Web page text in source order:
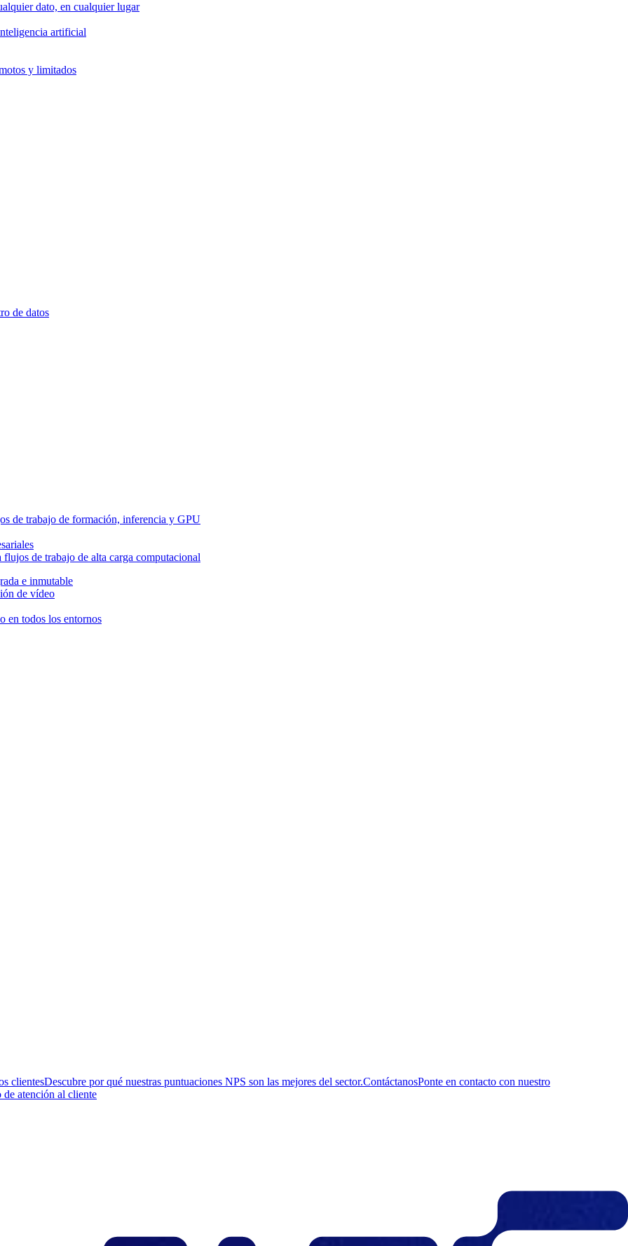
dato, en cualquier lugar
artificial
y limitados
de datos
de trabajo de formación, inferencia y GPU
de trabajo de alta carga computacional
e inmutable
de vídeo
en todos los entornos
clientesDescubre por qué nuestras puntuaciones NPS son las mejores del sector.ContáctanosPonte en contacto con nuestro
atención al cliente